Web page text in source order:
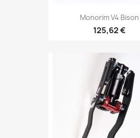
Monorim V4 Bison
125,62 €